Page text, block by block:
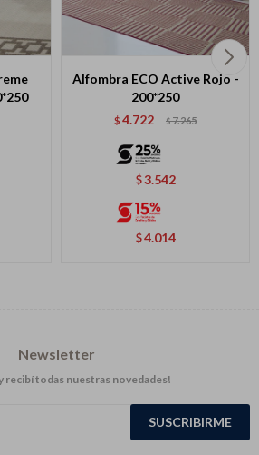
Alfombra ECO Active Rojo -
200*250
$ 4.722 $7.265
$3.542
$4.014
Newsletter
recibí todas nuestras novedades!
SUSCRIBIRME